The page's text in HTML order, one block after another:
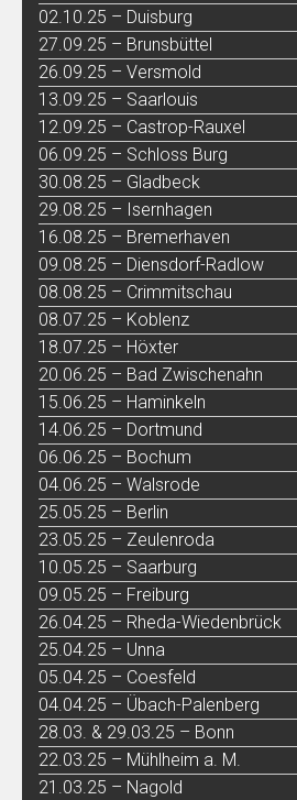
02.10.25 – Duisburg
27.09.25 – Brunsbüttel
26.09.25 – Versmold
13.09.25 – Saarlouis
12.09.25 – Castrop-Rauxel
06.09.25 – Schloss Burg
30.08.25 – Gladbeck
29.08.25 – Isernhagen
16.08.25 – Bremerhaven
09.08.25 – Diensdorf-Radlow
08.08.25 – Crimmitschau
08.07.25 – Koblenz
18.07.25 – Höxter
20.06.25 – Bad Zwischenahn
15.06.25 – Haminkeln
14.06.25 – Dortmund
06.06.25 – Bochum
04.06.25 – Walsrode
25.05.25 – Berlin
23.05.25 – Zeulenroda
10.05.25 – Saarburg
09.05.25 – Freiburg
26.04.25 – Rheda-Wiedenbrück
25.04.25 – Unna
05.04.25 – Coesfeld
04.04.25 – Übach-Palenberg
28.03. & 29.03.25 – Bonn
22.03.25 – Mühlheim a. M.
21.03.25 – Nagold